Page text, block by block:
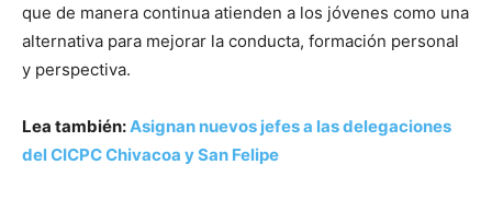
que de manera continua atienden a los jóvenes como una
alternativa para mejorar la conducta, formación personal
y perspectiva.
Lea también:Asignan nuevos jefes a las delegaciones
del CICPC Chivacoa y San Felipe